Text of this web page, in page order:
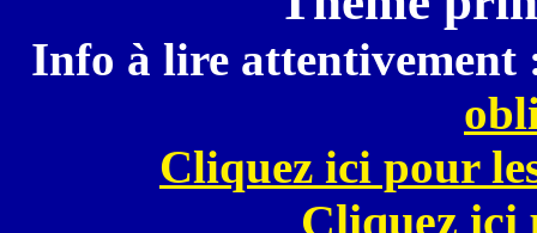
Info à lire attentivement
Cliquez ici pour
Cliquez ici